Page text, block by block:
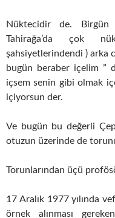
Nüktecidir de.
Tahirağa’da çok
şahsiyetlerindendi ) arka
bugün beraber içelim ”
içsem senin gibi olmak
içiyorsun der.
Ve bugün bu değerli
otuzun üzerinde de
Torunlarından üçü
17 Aralık 1977 yılında
örnek alınması